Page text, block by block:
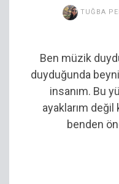
TUĞBA
Ben müzik
duyduğunda
insanım. Bu
ayaklarım değil
benden